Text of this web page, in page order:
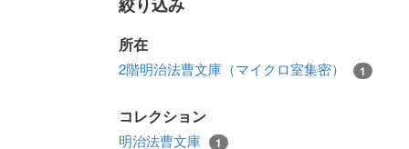
所在
2階明治法曹文庫（マイクロ室集密） 1
コレクション
明治法曹文庫 1